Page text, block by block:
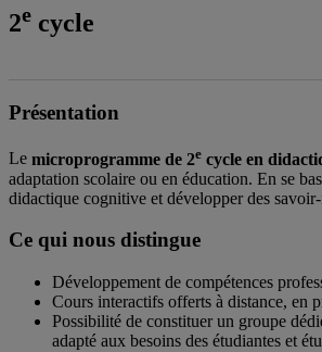
2e cycle
Présentation
Le microprogramme de 2e cycle en
adaptation scolaire ou en éducation. En se
didactique cognitive et développer des
Ce qui nous distingue
Développement de compétences
Cours interactifs offerts à distance, en
Possibilité de constituer un groupe
adapté aux besoins des étudiantes et